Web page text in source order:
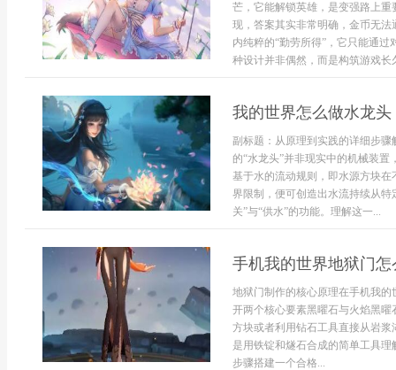
芒，它能解锁英雄，是变强路上
现，答案其实非常明确，金币无
内纯粹的“勤劳所得”，它只能通
种设计并非偶然，而是构筑游戏长
我的世界怎么做水龙
副标题：从原理到实践的详细步
的“水龙头”并非现实中的机械装
基于水的流动规则，即水源方块
界限制，便可创造出水流持续从
关”与“供水”的功能。理解这一...
手机我的世界地狱门
地狱门制作的核心原理在手机我
开两个核心要素黑曜石与火焰黑
方块或者利用钻石工具直接从岩
是用铁锭和燧石合成的简单工具
步骤搭建一个合格...